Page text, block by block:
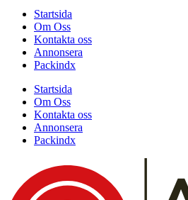
Startsida
Om Oss
Kontakta oss
Annonsera
Packindx
Startsida
Om Oss
Kontakta oss
Annonsera
Packindx